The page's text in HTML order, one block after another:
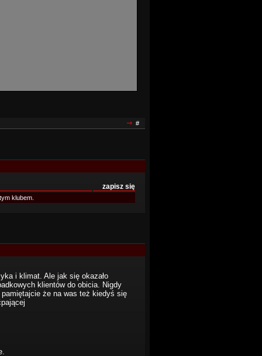
#
zapisz się
klubem.
i klimat. Ale jak się okazało
klientów do obicia. Nigdy
że na was też kiedyś się